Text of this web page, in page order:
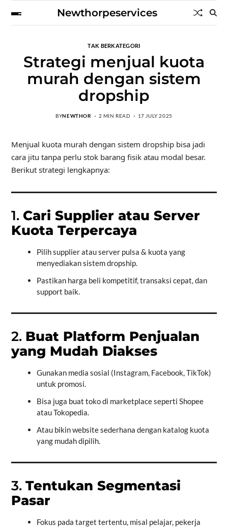
Newthorpeservices
TAK BERKATEGORI
Strategi menjual kuota
murah dengan sistem
dropship
BYNEWTHOR 2 MIN READ 17 JULY 2025
Menjual kuota murah dengan sistem dropship bisa jadi
cara jitu tanpa perlu stok barang fisik atau modal besar.
Berikut strategi lengkapnya:
1. Cari Supplier atau Server
Kuota Terpercaya
Pilih supplier atau server pulsa & kuota yang
menyediakan sistem dropship.
Pastikan harga beli kompetitif, transaksi cepat, dan
support baik.
2. Buat Platform Penjualan
yang Mudah Diakses
Gunakan media sosial (Instagram, Facebook, TikTok)
untuk promosi.
Bisa juga buat toko di marketplace seperti Shopee
atau Tokopedia.
Atau bikin website sederhana dengan katalog kuota
yang mudah dipilih.
3. Tentukan Segmentasi
Pasar
Fokus pada target tertentu, misal pelajar, pekerja